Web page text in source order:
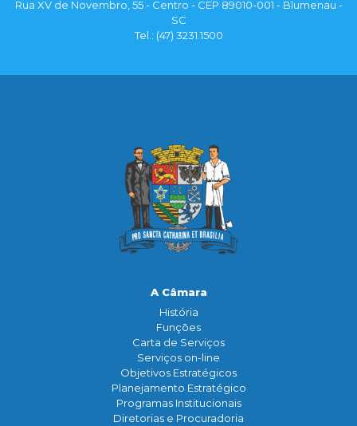
Rua XV de Novembro, 55 - Centro - CEP 89010-001 - Blumenau -
SC
Tel.: (47) 3231.1500
A Câmara
História
Funçōes
Carta de Serviços
Serviços on-line
Objetivos Estratégicos
Planejamento Estratégico
Programas Institucionais
Diretorias e Procuradoria